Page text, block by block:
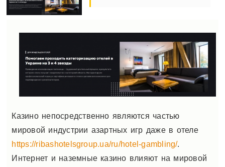
Казино непосредственно являются частью
мировой индустрии азартных игр даже в отеле
https://ribashotelsgroup.ua/ru/hotel-gambling/.
Интернет и наземные казино влияют на мировой